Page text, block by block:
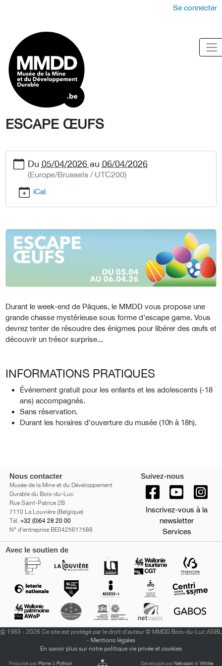
Se connecter
ESCAPE ŒUFS
Du 05/04/2026 au 06/04/2026
(Europe/Brussels / UTC200)
iCal
Durant le week-end de Pâques, le MMDD vous propose une
grande chasse mystérieuse sous forme d’escape game. Vous
devrez tenter de résoudre des énigmes pour libérer des œufs et
découvrir un trésor surprise...
INFORMATIONS PRATIQUES
Événement gratuit pour les enfants et les adolescents (-18
ans) accompagnés.
Sans réservation.
Durant les horaires d’ouverture du musée (10h à 18h).
Nous contacter
Musée de la Mine et du Développement
Durable du Bois-du-Luc
Rue Saint-Patrice 2B
7110 La Louvière (Belgique)
Tél. +32 (0)64 28 20 00
N° d'entreprise BE0425617588
Suivez-nous
Inscrivez-vous à la
newsletter
Services
Avec le soutien de
©1983 - 2026 Ce site est protégé par le droit d'auteur © MMDD Bois-du-Luc ASBL
- Mentions légales
En savoir plus sur notre politique vie privée et cookies
Propulsé parPlone &Python Développé parNetvaastet Whiite